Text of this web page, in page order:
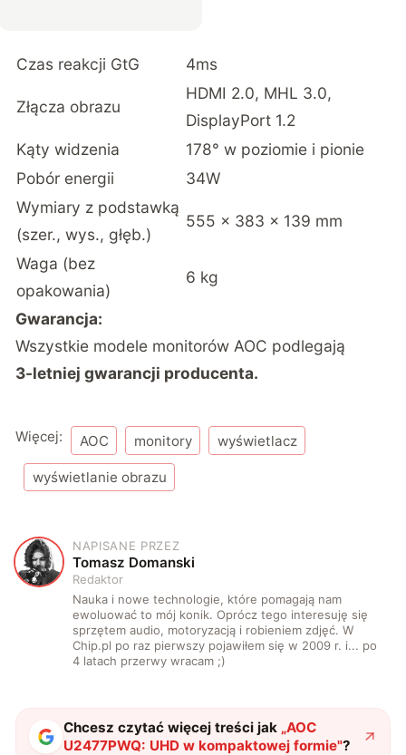
Czas reakcji GtG 4ms
Złącza obrazu
HDMI 2.0, MHL 3.0,
DisplayPort 1.2
Kąty widzenia
178° w poziomie i pionie
Pobór energii
34W
Wymiary z podstawką
(szer., wys., głęb.)
555 x 383 x 139 mm
Waga (bez
opakowania)
6 kg
Gwarancja:
Wszystkie modele monitorów AOC podlegają
3-letniej gwarancji producenta.
Więcej: AOC monitory wyświetlacz
wyświetlanie obrazu
T
NAPISANE PRZEZ
Tomasz Domanski
Redaktor
Nauka i nowe technologie, które pomagają nam
ewoluować to mój konik. Oprócz tego interesuję się
sprzętem audio, motoryzacją i robieniem zdjęć. W
Chip.pl po raz pierwszy pojawiłem się w 2009 r. i... po
4 latach przerwy wracam ;)
Chcesz czytać więcej treści jak „AOC
U2477PWQ: UHD w kompaktowej formie"?